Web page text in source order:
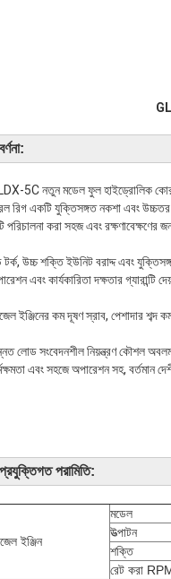
বর্ণনা:
5C নতুন মডেল ফুল হাইড্রোলিক কোর
রিগ একটি যুক্তিসঙ্গত নকশা এবং
পরিচালনা করা সহজ এবং রক্ষণাবেক্ষণের
টর্ক, উচ্চ শক্তি ইউনিট বরাদ্দ এবং
এবং কার্যকারিতা দক্ষতার গ্যারান্টি
ইঞ্জিনের কম দূষণ স্রাব, পেশাদার
লোড সংবেদনশীল নিয়ন্ত্রণ কৌশল
এবং সহজে অপারেশন সহ, বর্তমান
প্রযুক্তিগত পরামিতি:
ইঞ্জিন
মডেল
উত্পাটন
শক্তি
রেট করা RPM